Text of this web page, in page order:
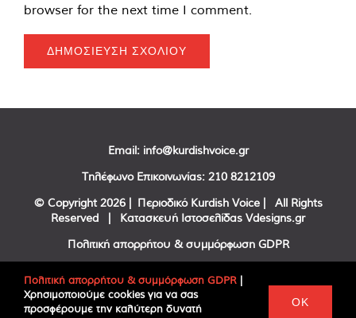
browser for the next time I comment.
Email: info@kurdishvoice.gr
Τηλέφωνο Επικοινωνίας: 210 8212109
© Copyright 2026 | Περιοδικό Kurdish Voice | All Rights
Reserved | Κατασκευή Ιστοσελίδας Vdesigns.gr
Πολιτική απορρήτου & συμμόρφωση GDPR
FacebookTwitter
Πολιτική απορρήτου & συμμόρφωση GDPR |
Χρησιμοποιούμε cookies για να σας
προσφέρουμε την καλύτερη δυνατή
OK